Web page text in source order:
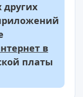
других
в
платы